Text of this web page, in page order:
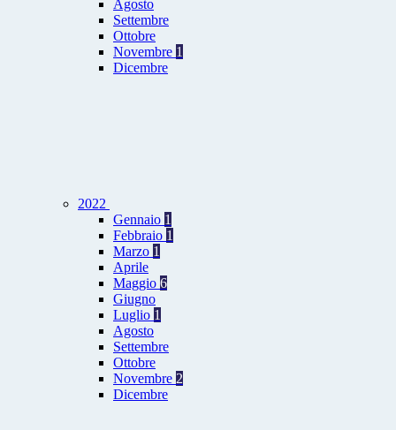
Agosto
Settembre
Ottobre
Novembre 1
Dicembre
2022
Gennaio 1
Febbraio 1
Marzo 1
Aprile
Maggio 6
Giugno
Luglio 1
Agosto
Settembre
Ottobre
Novembre 2
Dicembre